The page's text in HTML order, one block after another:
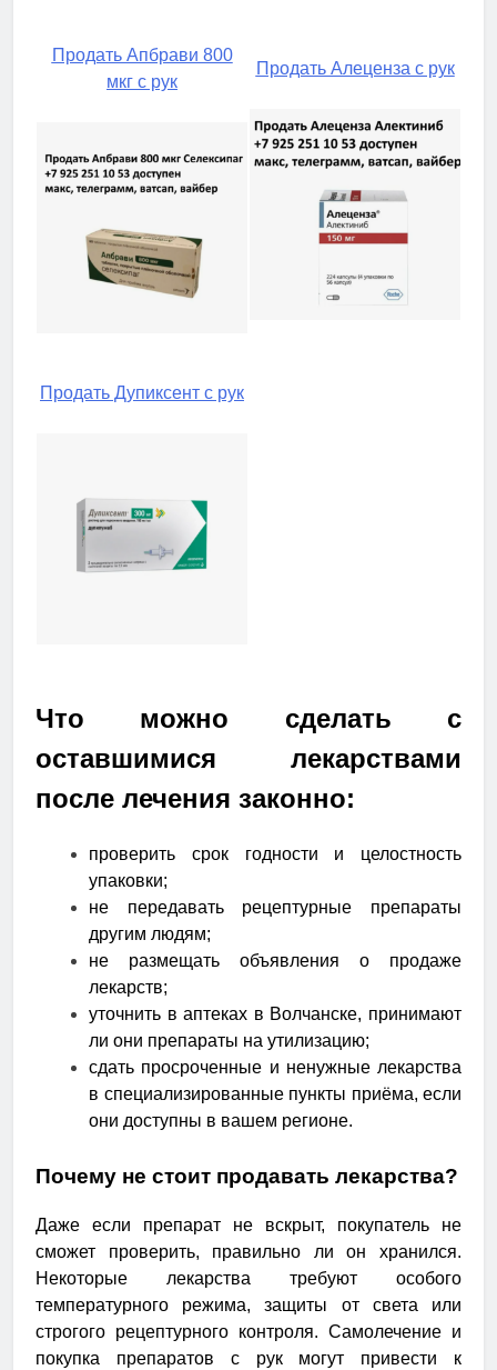
Продать Апбрави 800
мкг с рук
Продать Алеценза с рук
Продать Дупиксент с рук
Что можно сделать с
оставшимися лекарствами
после лечения законно:
проверить срок годности и целостность
упаковки;
не передавать рецептурные препараты
другим людям;
не размещать объявления о продаже
лекарств;
уточнить в аптеках в Волчанске, принимают
ли они препараты на утилизацию;
сдать просроченные и ненужные лекарства
в специализированные пункты приёма, если
они доступны в вашем регионе.
Почему не стоит продавать лекарства?
Даже если препарат не вскрыт, покупатель не
сможет проверить, правильно ли он хранился.
Некоторые лекарства требуют особого
температурного режима, защиты от света или
строгого рецептурного контроля. Самолечение и
покупка препаратов с рук могут привести к